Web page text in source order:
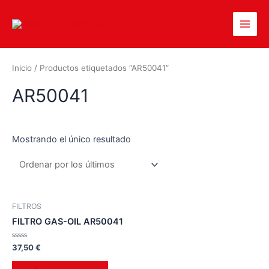
Inicio / Productos etiquetados “AR50041”
AR50041
Mostrando el único resultado
FILTROS
FILTRO GAS-OIL AR50041
Valorado
en
0
37,50€